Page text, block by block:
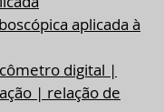
aplicada à
digital |
| relação de